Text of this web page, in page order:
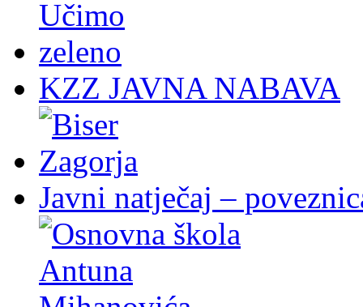
KZZ JAVNA NABAVA
Javni natječaj –